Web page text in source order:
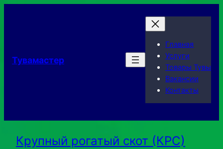
Тувамастер
Главная
Услуги
Товары Тувы
Вакансии
Контакты
Крупный рогатый скот (КРС)